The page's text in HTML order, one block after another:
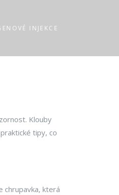
INJEKCE
Klouby
tipy, co
chrupavka, která